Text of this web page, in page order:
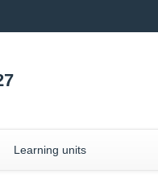
Learning units